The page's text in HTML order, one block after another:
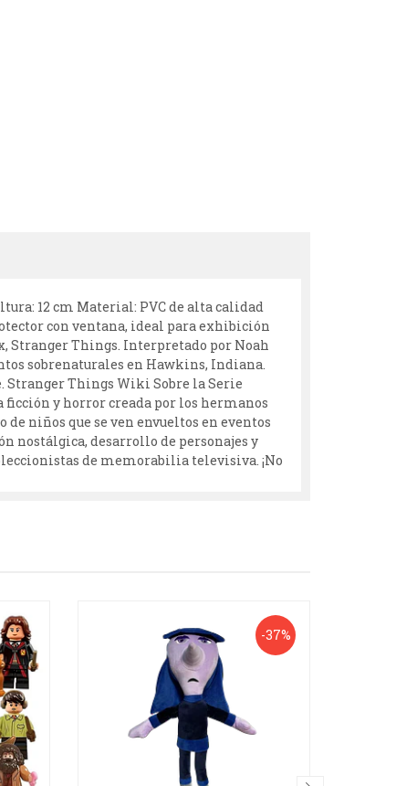
12 cm Material: PVC de alta calidad
con ventana, ideal para exhibición
Stranger Things. Interpretado por Noah
sobrenaturales en Hawkins, Indiana.
Stranger Things Wiki Sobre la Serie
ficción y horror creada por los hermanos
niños que se ven envueltos en eventos
nostálgica, desarrollo de personajes y
de memorabilia televisiva. ¡No
-37%